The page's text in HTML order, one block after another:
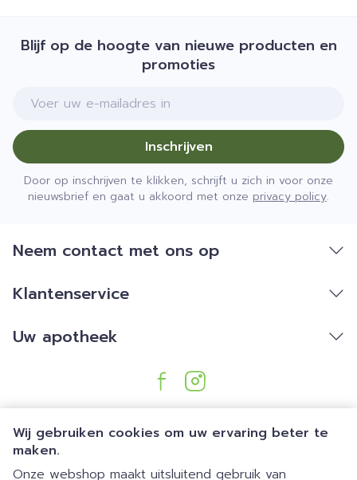
Wij gebruiken cookies om uw ervaring beter te
maken.
Onze webshop maakt uitsluitend gebruik van
Blijf op de hoogte van nieuwe producten en
promoties
E-mail adres
Inschrijven
Door op inschrijven te klikken, schrijft u zich in voor onze
nieuwsbrief en gaat u akkoord met onze privacy policy.
Neem contact met ons op
Klantenservice
Uw apotheek